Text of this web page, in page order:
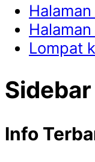
Halaman
Halaman
Lompat
Info